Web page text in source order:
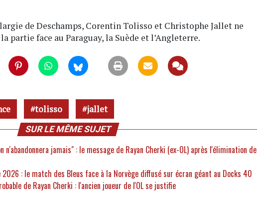
de Deschamps, Corentin Tolisso et Christophe Jallet ne
partie face au Paraguay, la Suède et l’Angleterre.
tolisso jallet
SUR LE MÊME SUJET
n'abandonnera jamais" : le message de Rayan Cherki (ex-OL) après l'élimination de
2026 : le match des Bleus face à la Norvège diffusé sur écran géant au Docks 40
de Rayan Cherki : l'ancien joueur de l'OL se justifie